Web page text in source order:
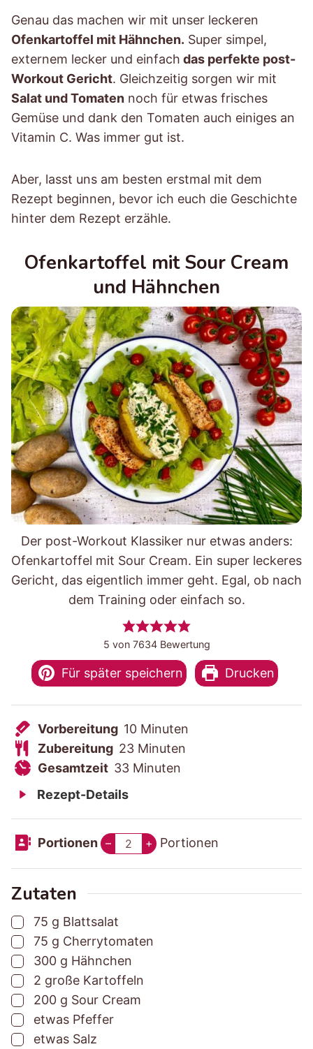
Genau das machen wir mit unser leckeren
Ofenkartoffel mit Hähnchen. Super simpel,
externem lecker und einfach das perfekte post-
Workout Gericht. Gleichzeitig sorgen wir mit
Salat und Tomaten noch für etwas frisches
Gemüse und dank den Tomaten auch einiges an
Vitamin C. Was immer gut ist.
Aber, lasst uns am besten erstmal mit dem
Rezept beginnen, bevor ich euch die Geschichte
hinter dem Rezept erzähle.
Ofenkartoffel mit Sour Cream
und Hähnchen
Der post-Workout Klassiker nur etwas anders:
Ofenkartoffel mit Sour Cream. Ein super leckeres
Gericht, das eigentlich immer geht. Egal, ob nach
dem Training oder einfach so.
5 von 7634Bewertung
Für später speichern Drucken
V
o
r
b
e
i
u
n
g
s
z
e
i
t
Vorbereitung 10M
i
n
Minuten
Z
u
b
e
i
u
n
g
s
z
e
i
t
Zubereitung 23M
i
n
Minuten
G
e
m
t
e
i
t
Gesamtzeit 33M
t
e
Minuten
Rezept-Details
Portionen – + Portionen
Zutaten
▢
75 g Blattsalat
▢
75 g Cherrytomaten
▢
300 g Hähnchen
▢
2 große Kartoffeln
▢
200 g Sour Cream
▢
etwas Pfeffer
▢
etwas Salz